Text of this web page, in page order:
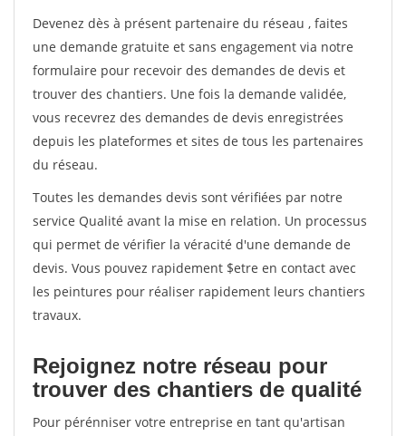
Devenez dès à présent partenaire du réseau , faites
une demande gratuite et sans engagement via notre
formulaire pour recevoir des demandes de devis et
trouver des chantiers. Une fois la demande validée,
vous recevrez des demandes de devis enregistrées
depuis les plateformes et sites de tous les partenaires
du réseau.
Toutes les demandes devis sont vérifiées par notre
service Qualité avant la mise en relation. Un processus
qui permet de vérifier la véracité d'une demande de
devis. Vous pouvez rapidement $etre en contact avec
les peintures pour réaliser rapidement leurs chantiers
travaux.
Rejoignez notre réseau pour
trouver des chantiers de qualité
Pour pérénniser votre entreprise en tant qu'artisan